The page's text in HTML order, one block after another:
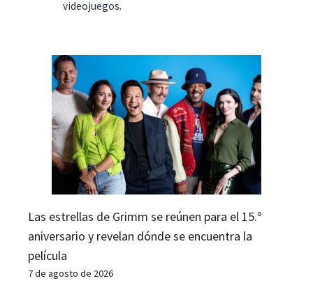
videojuegos.
Las estrellas de Grimm se reúnen para el 15.º
aniversario y revelan dónde se encuentra la
película
7 de agosto de 2026